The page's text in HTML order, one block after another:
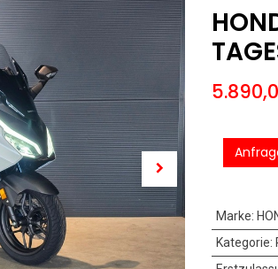
Marke:
Kategorie: